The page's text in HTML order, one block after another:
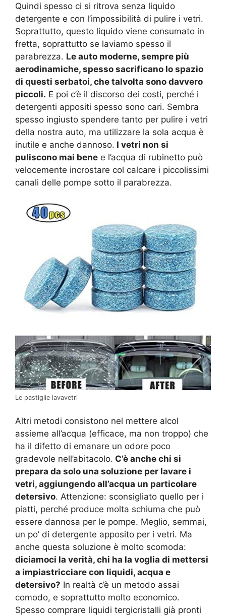
Quindi spesso ci si ritrova senza liquido
detergente e con l’impossibilità di pulire i vetri.
Soprattutto, questo liquido viene consumato in
fretta, soprattutto se laviamo spesso il
parabrezza. Le auto moderne, sempre più
aerodinamiche, spesso sacrificano lo spazio
di questi serbatoi, che talvolta sono davvero
piccoli. E poi c’è il discorso dei costi, perché i
detergenti appositi spesso sono cari. Sembra
spesso ingiusto spendere tanto per pulire i vetri
della nostra auto, ma utilizzare la sola acqua è
inutile e anche dannoso. I vetri non si
puliscono mai bene e l’acqua di rubinetto può
velocemente incrostare col calcare i piccolissimi
canali delle pompe sotto il parabrezza.
Le pastiglie lavavetri
Altri metodi consistono nel mettere alcol
assieme all’acqua (efficace, ma non troppo) che
ha il difetto di emanare un odore poco
gradevole nell’abitacolo. C’è anche chi si
prepara da solo una soluzione per lavare i
vetri, aggiungendo all’acqua un particolare
detersivo. Attenzione: sconsigliato quello per i
piatti, perché produce molta schiuma che può
essere dannosa per le pompe. Meglio, semmai,
un po’ di detergente apposito per i vetri. Ma
anche questa soluzione è molto scomoda:
diciamoci la verità, chi ha la voglia di mettersi
a impiastricciare con liquidi, acqua e
detersivo? In realtà c’è un metodo assai
comodo, e soprattutto molto economico.
Spesso comprare liquidi tergicristalli già pronti